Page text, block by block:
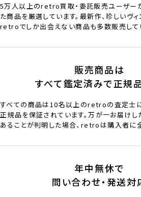
5万人以上のretro買取・委託販売ユーザー
た商品を厳選しています。最新作、珍しいヴ
retroでしか出会えない商品も多数販売して
販売商品は
すべて鑑定済みで正規
すべての商品は10名以上のretroの査定士に
正規品を保証されています。万が一お届け
あることが判明した場合、retroは購入者に
年中無休で
問い合わせ・発送対